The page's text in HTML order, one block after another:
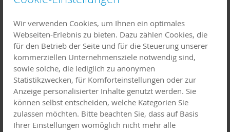
Wir verwenden Cookies, um Ihnen ein optimales
Webseiten-Erlebnis zu bieten. Dazu zählen Cookies, die
für den Betrieb der Seite und für die Steuerung unserer
kommerziellen Unternehmensziele notwendig sind,
sowie solche, die lediglich zu anonymen
Statistikzwecken, für Komforteinstellungen oder zur
Anzeige personalisierter Inhalte genutzt werden. Sie
können selbst entscheiden, welche Kategorien Sie
zulassen möchten. Bitte beachten Sie, dass auf Basis
Ihrer Einstellungen womöglich nicht mehr alle
als Kooperationsverbund mit den kommunalen
Spitzenverbänden und dem Gesunde-Städte-Netzwerk
initiiert. Inzwischen gehören ihm deutschlandweit rund
80 Partnerkommunen und kommunale
Gebietskörperschaften an, welche sich für die
gesundheitliche Chancengleichheit ihrer Bürgerinnen und
Bürger besonders einsetzen und engagieren.
Der Partnerprozess unterstützt und begleitet die
Teilnehmer beim Auf- und Ausbau von integrierten